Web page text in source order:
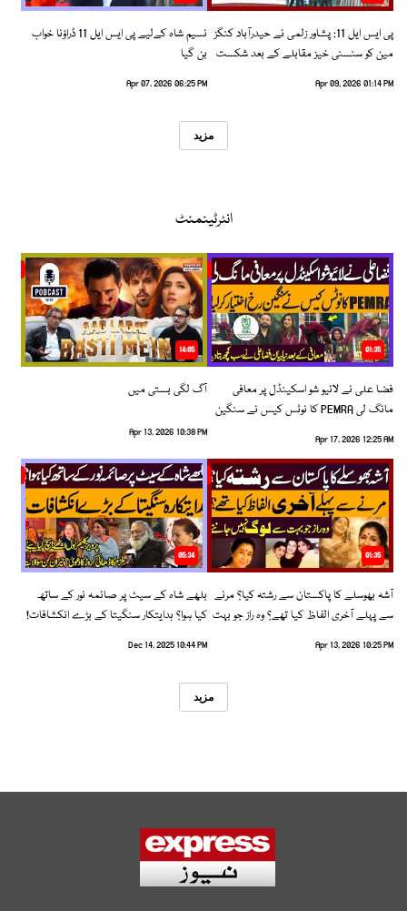
پی ایس ایل 11: پشاور زلمی نے حیدرآباد کنگز
مین کو سنسنی خیز مقابلے کے بعد شکست
Apr 09, 2026 01:14 PM
نسیم شاہ کےلیے پی ایس ایل 11 ڈراؤنا خواب
بن گیا
Apr 07, 2026 06:25 PM
مزید
انٹرٹینمنٹ
01:35
فضا علی نے لائیو شو اسکینڈل پر معافی
مانگ لی PEMRA کا نوٹس کیس نے سنگین
Apr 17, 2026 12:25 AM
14:05
آگ لگی بستی میں
Apr 13, 2026 10:38 PM
01:35
آشہ بھوسلے کا پاکستان سے رشتہ کیا؟ مرنے
سے پہلے آخری الفاظ کیا تھے؟ وہ راز جو بہت
Apr 13, 2026 10:25 PM
05:34
بلھے شاہ کے سیٹ پر صائمہ نور کے ساتھ
کیا ہوا؟ ہدایتکار سنگیتا کے بڑے انکشافات!
Dec 14, 2025 10:44 PM
مزید